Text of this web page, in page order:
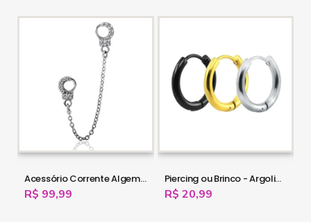
Acessório Corrente Algema Cravejada em Aço Cirúrgico - 16OUT07
R$ 99,99
Piercing ou Brinco - Argolinha em Aço - 6ORE599
R$ 20,99